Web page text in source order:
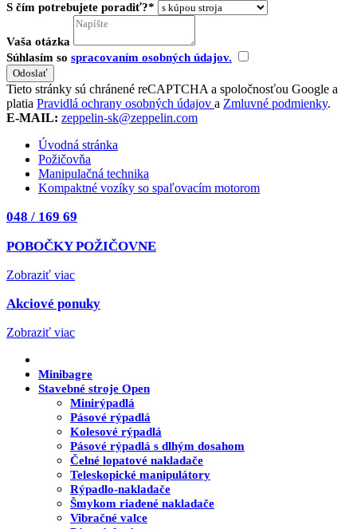
S čím potrebujete poradiť?*
Vaša otázka
Súhlasím so spracovaním osobných údajov.
Tieto stránky sú chránené reCAPTCHA a spoločnosťou Google a
platia Pravidlá ochrany osobných údajov a Zmluvné podmienky.
E-MAIL: zeppelin-sk@zeppelin.com
Úvodná stránka
Požičovňa
Manipulačná technika
Kompaktné vozíky so spaľovacím motorom
048 / 169 69
POBOČKY POŽIČOVNE
Zobraziť viac
Akciové ponuky
Zobraziť viac
Minibagre
Stavebné stroje Open
Minirýpadlá
Pásové rýpadlá
Kolesové rýpadlá
Pásové rýpadlá s dlhým dosahom
Čelné lopatové nakladače
Teleskopické manipulátory
Rýpadlo-nakladače
Šmykom riadené nakladače
Vibračné valce